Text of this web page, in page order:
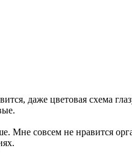
даже цветовая схема
Мне совсем не нравится